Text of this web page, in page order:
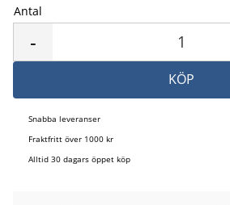
Antal
-
KÖP
Snabba leveranser
Fraktfritt över 1000 kr
Alltid 30 dagars öppet köp